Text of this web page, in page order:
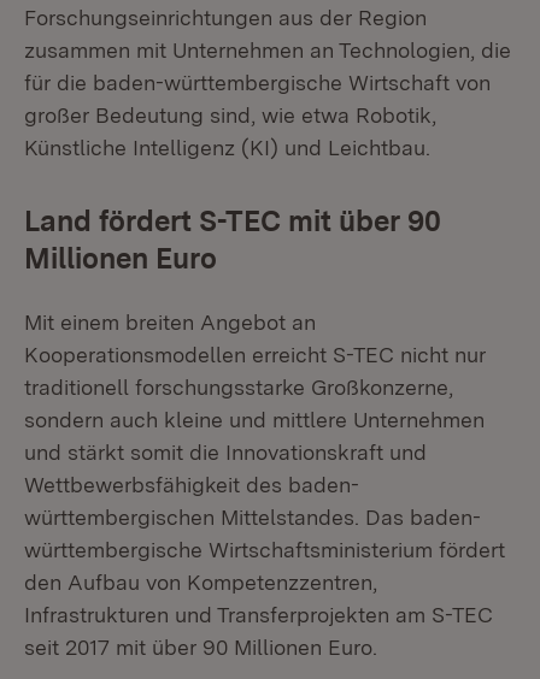
Forschungseinrichtungen aus der Region
zusammen mit Unternehmen an Technologien, die
für die baden-württembergische Wirtschaft von
großer Bedeutung sind, wie etwa Robotik,
Künstliche Intelligenz (KI) und Leichtbau.
Land fördert S-TEC mit über 90
Millionen Euro
Mit einem breiten Angebot an
Kooperationsmodellen erreicht S-TEC nicht nur
traditionell forschungsstarke Großkonzerne,
sondern auch kleine und mittlere Unternehmen
und stärkt somit die Innovationskraft und
Wettbewerbsfähigkeit des baden-
württembergischen Mittelstandes. Das baden-
württembergische Wirtschaftsministerium fördert
den Aufbau von Kompetenzzentren,
Infrastrukturen und Transferprojekten am S-TEC
seit 2017 mit über 90 Millionen Euro.